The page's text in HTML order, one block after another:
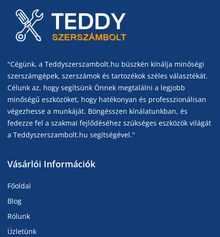
"Cégünk, a Teddyszerszambolt.hu büszkén kínálja minőségi
szerszámgépek, szerszámok és tartozékok széles választékát.
Célunk az, hogy segítsünk Önnek megtalálni a legjobb
minőségű eszközöket, hogy hatékonyan és professzionálisan
végezhesse a munkáját. Böngésszen kínálatunkban, és
fedezze fel a szakmai fejlődéséhez szükséges eszközök világát
a Teddyszerszambolt.hu segítségével."
Vásárlói Információk
Főoldal
Blog
Rólunk
Üzletünk